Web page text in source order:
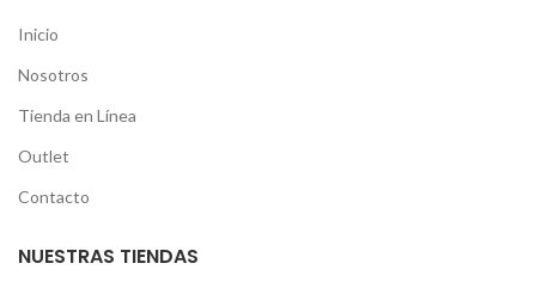
Inicio
Nosotros
Tienda en Línea
Outlet
Contacto
NUESTRAS TIENDAS